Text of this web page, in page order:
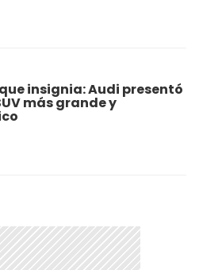
insignia: Audi presentó
más grande y